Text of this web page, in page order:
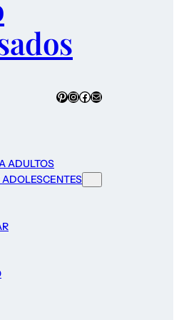
Pinterest
Instagram
Facebook
Correo electrónico
ADULTOS